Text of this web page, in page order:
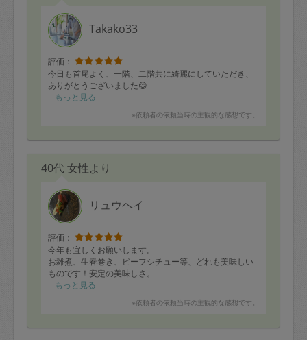
Takako33
評価：
今日も首尾よく、一階、二階共に綺麗にしていただき、
ありがとうございました😊
もっと見る
※依頼者の依頼当時の主観的な感想です。
40代 女性より
リュウヘイ
評価：
今年も宜しくお願いします。
お雑煮、生春巻き、ビーフシチュー等、どれも美味しい
ものです！安定の美味しさ。
もっと見る
※依頼者の依頼当時の主観的な感想です。